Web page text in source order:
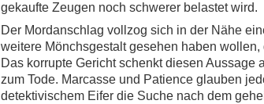
gekaufte Zeugen noch schwerer belastet wird.
Der Mordanschlag vollzog sich in der Nähe
weitere Mönchsgestalt gesehen haben
Das korrupte Gericht schenkt diesen Aussage
zum Tode. Marcasse und Patience glauben
detektivischem Eifer die Suche nach dem